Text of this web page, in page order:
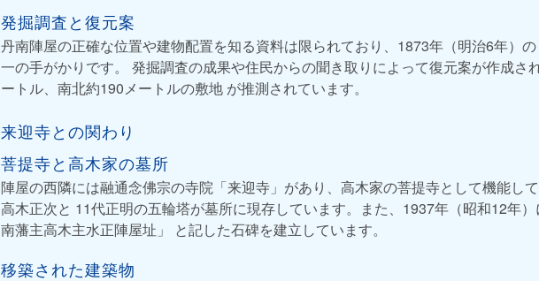
発掘調査と復元案
丹南陣屋の正確な位置や建物配置を知る資料は限られており、1873年（明治6年）
一の手がかりです。 発掘調査の成果や住民からの聞き取りによって復元案が作成さ
ートル、南北約190メートルの敷地 が推測されています。
来迎寺との関わり
菩提寺と高木家の墓所
陣屋の西隣には融通念佛宗の寺院「来迎寺」があり、高木家の菩提寺として機能し
高木正次と 11代正明の五輪塔が墓所に現存しています。また、1937年（昭和12年
南藩主高木主水正陣屋址」 と記した石碑を建立しています。
移築された建築物